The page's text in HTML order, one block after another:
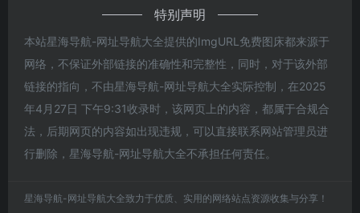
特别声明
本站星海导航-网址导航大全提供的ImgURL免费图床都来源于
网络，不保证外部链接的准确性和完整性，同时，对于该外部
链接的指向，不由星海导航-网址导航大全实际控制，在2025
年4月27日 下午9:31收录时，该网页上的内容，都属于合规合
法，后期网页的内容如出现违规，可以直接联系网站管理员进
行删除，星海导航-网址导航大全不承担任何责任。
星海导航-网址导航大全致力于优质、实用的网络站点资源收集与分享！